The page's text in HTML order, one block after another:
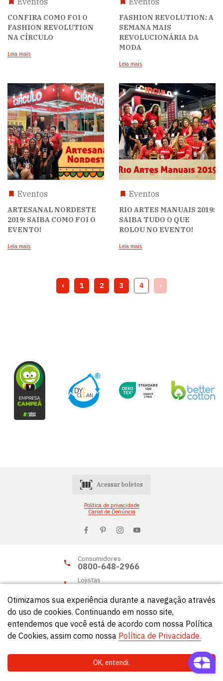
CONFIRA COMO FOI O
FASHION REVOLUTION
NA CÍRCULO
Leia mais
FASHION REVOLUTION: A
SEMANA MAIS
REVOLUCIONÁRIA DA
MODA
Leia mais
Eventos
ARTESANAL NORDESTE
2019: SAIBA COMO FOI O
EVENTO!
Leia mais
Eventos
RIO ARTES MANUAIS 2019:
SAIBA TUDO O QUE
ROLOU NO EVENTO!
Leia mais
‹ 1 2 3 4 ›
Acessar boletos
Política de privacidade
Canal de Denúncia
Consumidores
0800-648-2966
Lojistas
© Círculo 2026 - Todos os direitos reservados.
Natela
Otimizamos sua experiência durante a navegação através
do uso de cookies. Continuando em nosso site,
entendemos que você está de acordo com nossa Política
de Cookies, assim como nossa Política de Privacidade.
OK, entendi.